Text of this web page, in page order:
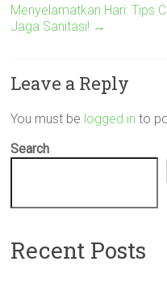
Menyelamatkan Hari: Tips
Jaga Sanitasi! →
Leave a Reply
You must be logged in to
Search
Recent Posts